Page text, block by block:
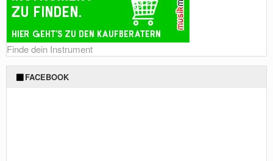
Finde dein Instrument
FACEBOOK